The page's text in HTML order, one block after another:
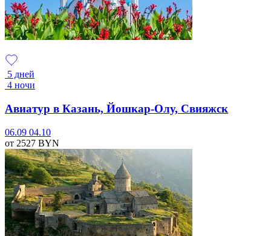
5 дней
4 ночи
Авиатур в Казань, Йошкар-Олу, Свияжск
06.09 04.10
от 2527 BYN